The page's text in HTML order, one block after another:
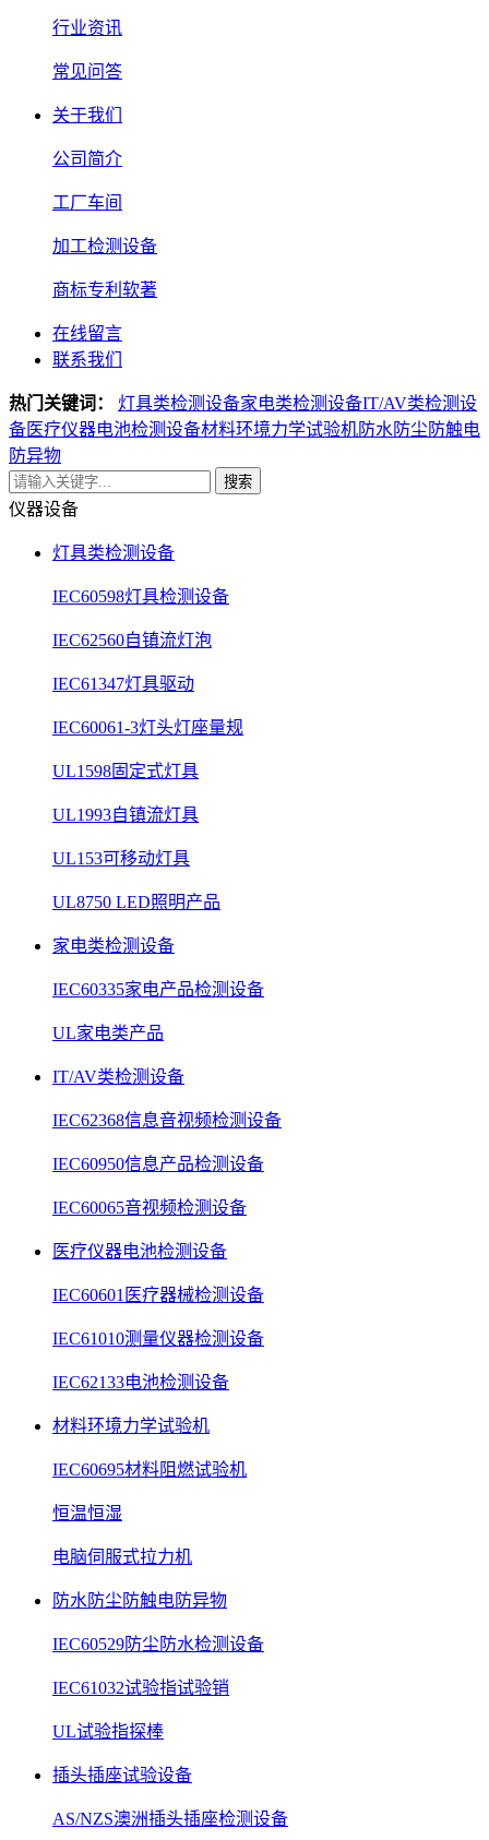
行业资讯
常见问答
关于我们
公司简介
工厂车间
加工检测设备
商标专利软著
在线留言
联系我们
热门关键词： 灯具类检测设备家电类检测设备IT/AV类检测设
备医疗仪器电池检测设备材料环境力学试验机防水防尘防触电
防异物
搜索
仪器设备
灯具类检测设备
IEC60598灯具检测设备
IEC62560自镇流灯泡
IEC61347灯具驱动
IEC60061-3灯头灯座量规
UL1598固定式灯具
UL1993自镇流灯具
UL153可移动灯具
UL8750 LED照明产品
家电类检测设备
IEC60335家电产品检测设备
UL家电类产品
IT/AV类检测设备
IEC62368信息音视频检测设备
IEC60950信息产品检测设备
IEC60065音视频检测设备
医疗仪器电池检测设备
IEC60601医疗器械检测设备
IEC61010测量仪器检测设备
IEC62133电池检测设备
材料环境力学试验机
IEC60695材料阻燃试验机
恒温恒湿
电脑伺服式拉力机
防水防尘防触电防异物
IEC60529防尘防水检测设备
IEC61032试验指试验销
UL试验指探棒
插头插座试验设备
AS/NZS澳洲插头插座检测设备